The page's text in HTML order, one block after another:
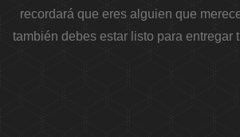
recordará que eres alguien que
también debes estar listo para entregar